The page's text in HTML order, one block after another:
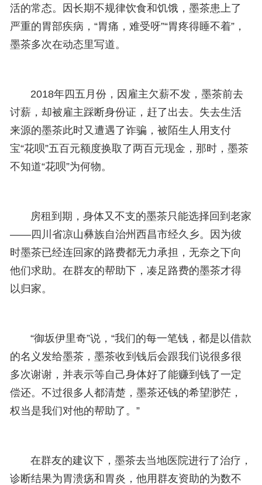
活的常态。因长期不规律饮食和饥饿，墨茶患上了
严重的胃部疾病，“胃痛，难受呀”“胃疼得睡不着”，
墨茶多次在动态里写道。
2018年四五月份，因雇主欠薪不发，墨茶前去
讨薪，却被雇主踩断身份证，赶了出去。失去生活
来源的墨茶此时又遭遇了诈骗，被陌生人用支付
宝“花呗”五百元额度换取了两百元现金，那时，墨茶
不知道“花呗”为何物。
房租到期，身体又不支的墨茶只能选择回到老家
——四川省凉山彝族自治州西昌市经久乡。因为彼
时墨茶已经连回家的路费都无力承担，无奈之下向
他们求助。在群友的帮助下，凑足路费的墨茶才得
以归家。
“御坂伊里奇”说，“我们的每一笔钱，都是以借款
的名义发给墨茶，墨茶收到钱后会跟我们说很多很
多次谢谢，并表示等自己身体好了能赚到钱了一定
偿还。不过很多人都清楚，墨茶还钱的希望渺茫，
权当是我们对他的帮助了。”
在群友的建议下，墨茶去当地医院进行了治疗，
诊断结果为胃溃疡和胃炎，他用群友资助的为数不